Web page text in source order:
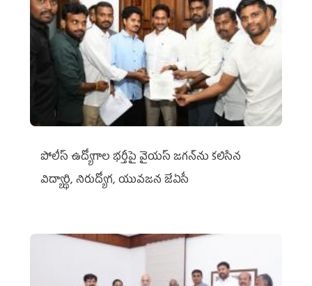
పోలీస్ ఉద్యోగాల భర్తీపై వైయస్ జగన్‌ను కలిసిన
విద్యార్థి, నిరుద్యోగ, యువజన జేఏసీ